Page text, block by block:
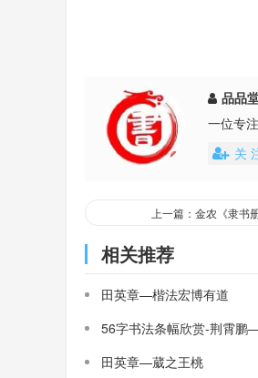
品品
一位专
关
上一篇：金农《隶书
相关推荐
田英章—楷法宏博有道
56字书法条幅欣赏-荆霄鹏
田英章—葳之王桃